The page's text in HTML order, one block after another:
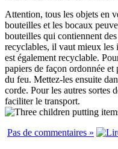
Attention, tous les objets en
bouteilles et les bocaux
bouteilles qui contiennent
recyclables, il vaut mieux les
est également recyclable.
papiers de façon ordonnée
du feu. Mettez-les ensuite
corde. Pour les autres sortes
faciliter le transport.
Pas de commentaires »